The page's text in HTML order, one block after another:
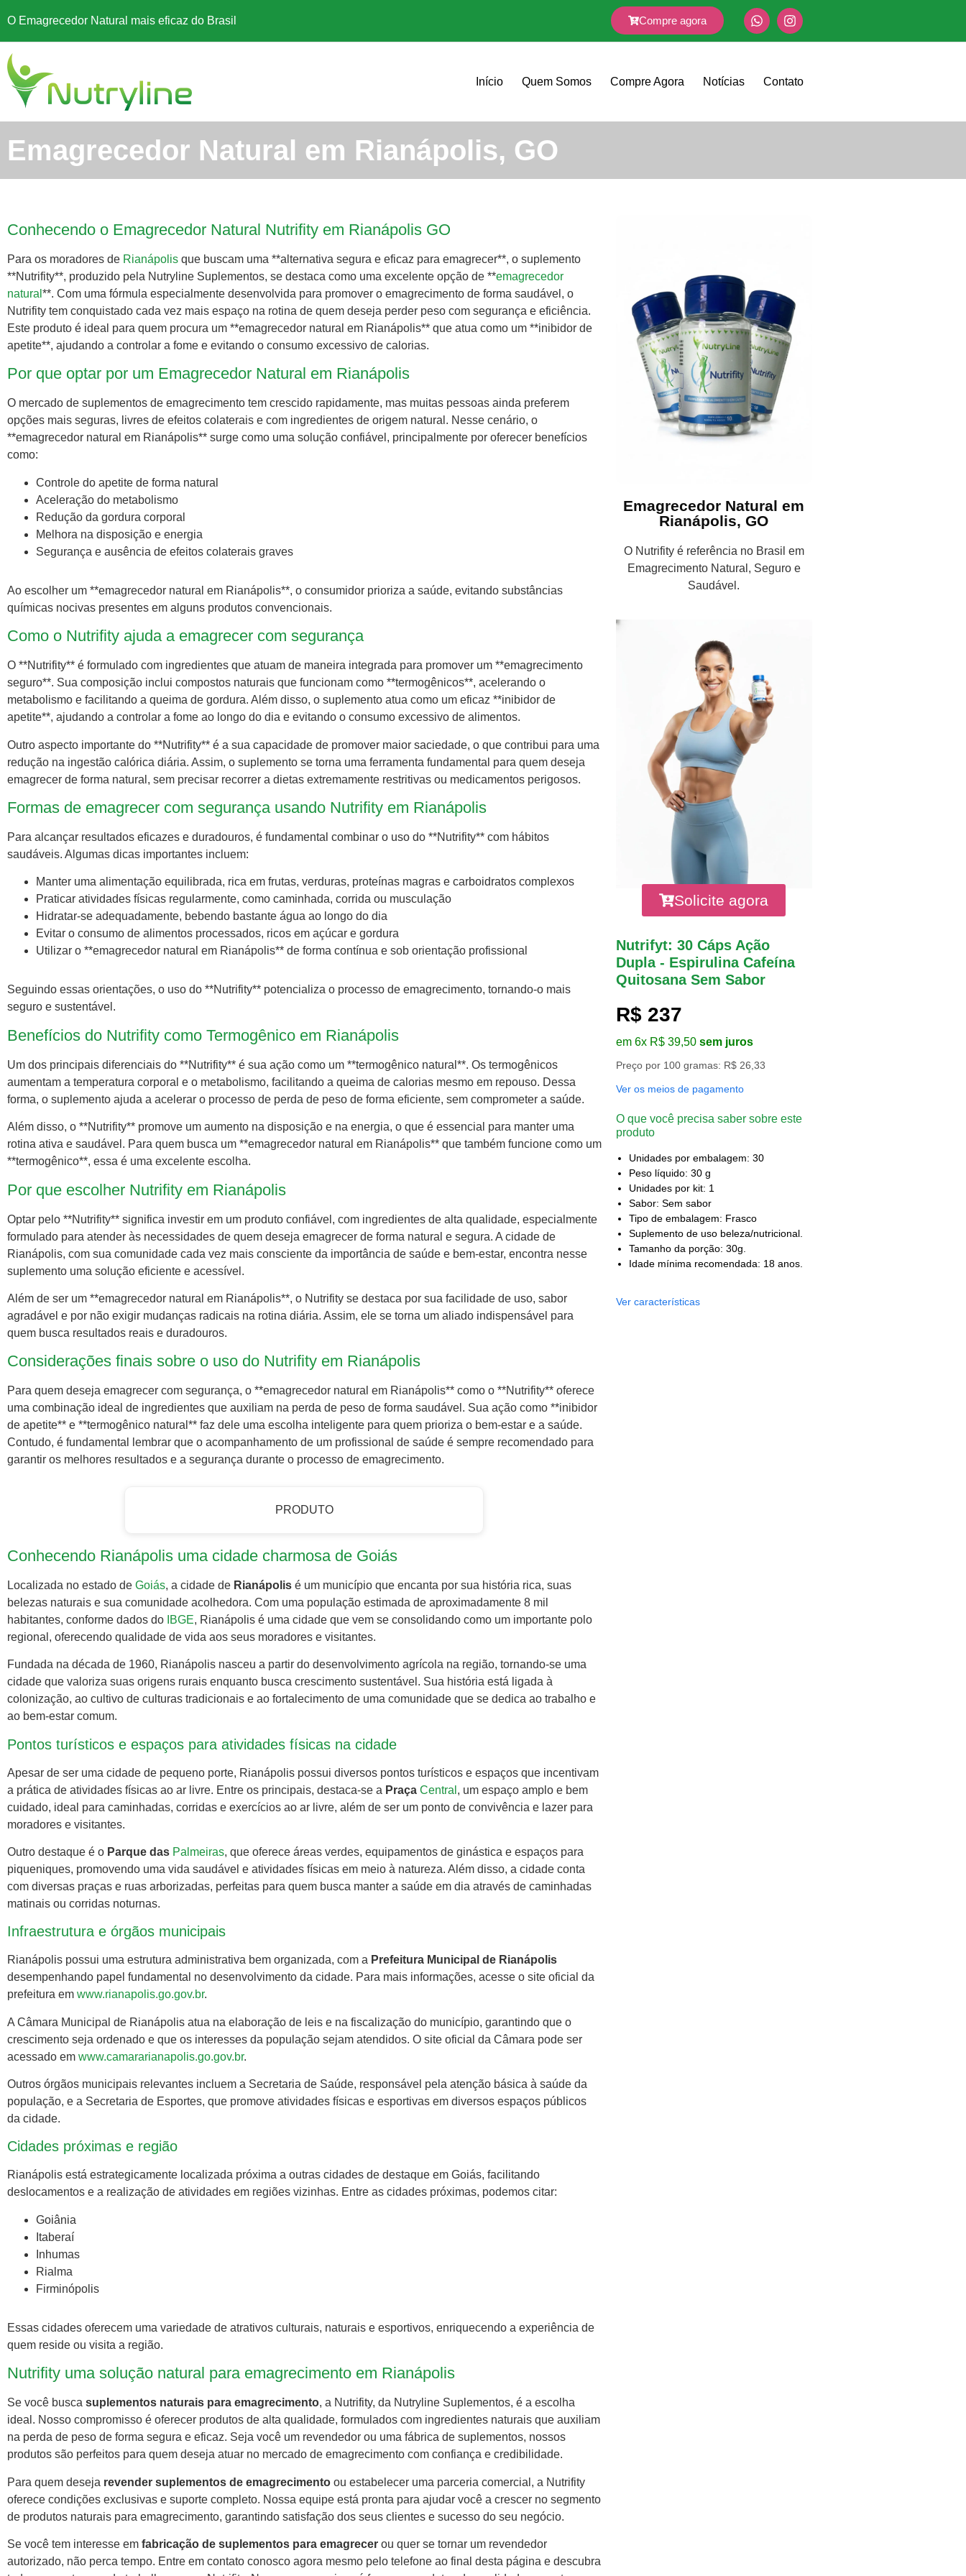
O Emagrecedor Natural mais eficaz do Brasil Compre agora
Início Quem Somos Compre Agora Notícias Contato
Emagrecedor Natural em Rianápolis, GO
Conhecendo o Emagrecedor Natural Nutrifity em Rianápolis GO
Para os moradores de Rianápolis que buscam uma **alternativa segura e eficaz para emagrecer**, o suplemento
**Nutrifity**, produzido pela Nutryline Suplementos, se destaca como uma excelente opção de **emagrecedor
natural **. Com uma fórmula especialmente desenvolvida para promover o emagrecimento de forma saudável, o
Nutrifity tem conquistado cada vez mais espaço na rotina de quem deseja perder peso com segurança e eficiência.
Este produto é ideal para quem procura um **emagrecedor natural em Rianápolis** que atua como um **inibidor de
apetite**, ajudando a controlar a fome e evitando o consumo excessivo de calorias.
Por que optar por um Emagrecedor Natural em Rianápolis
O mercado de suplementos de emagrecimento tem crescido rapidamente, mas muitas pessoas ainda preferem
opções mais seguras, livres de efeitos colaterais e com ingredientes de origem natural. Nesse cenário, o
**emagrecedor natural em Rianápolis** surge como uma solução confiável, principalmente por oferecer benefícios
como:
Controle do apetite de forma natural
Aceleração do metabolismo
Redução da gordura corporal
Melhora na disposição e energia
Segurança e ausência de efeitos colaterais graves
Ao escolher um **emagrecedor natural em Rianápolis**, o consumidor prioriza a saúde, evitando substâncias
químicas nocivas presentes em alguns produtos convencionais.
Como o Nutrifity ajuda a emagrecer com segurança
O **Nutrifity** é formulado com ingredientes que atuam de maneira integrada para promover um **emagrecimento
seguro**. Sua composição inclui compostos naturais que funcionam como **termogênicos**, acelerando o
metabolismo e facilitando a queima de gordura. Além disso, o suplemento atua como um eficaz **inibidor de
apetite**, ajudando a controlar a fome ao longo do dia e evitando o consumo excessivo de alimentos.
Outro aspecto importante do **Nutrifity** é a sua capacidade de promover maior saciedade, o que contribui para uma
redução na ingestão calórica diária. Assim, o suplemento se torna uma ferramenta fundamental para quem deseja
emagrecer de forma natural, sem precisar recorrer a dietas extremamente restritivas ou medicamentos perigosos.
Formas de emagrecer com segurança usando Nutrifity em Rianápolis
Para alcançar resultados eficazes e duradouros, é fundamental combinar o uso do **Nutrifity** com hábitos
saudáveis. Algumas dicas importantes incluem:
Manter uma alimentação equilibrada, rica em frutas, verduras, proteínas magras e carboidratos complexos
Praticar atividades físicas regularmente, como caminhada, corrida ou musculação
Hidratar-se adequadamente, bebendo bastante água ao longo do dia
Evitar o consumo de alimentos processados, ricos em açúcar e gordura
Utilizar o **emagrecedor natural em Rianápolis** de forma contínua e sob orientação profissional
Seguindo essas orientações, o uso do **Nutrifity** potencializa o processo de emagrecimento, tornando-o mais
seguro e sustentável.
Benefícios do Nutrifity como Termogênico em Rianápolis
Um dos principais diferenciais do **Nutrifity** é sua ação como um **termogênico natural**. Os termogênicos
aumentam a temperatura corporal e o metabolismo, facilitando a queima de calorias mesmo em repouso. Dessa
forma, o suplemento ajuda a acelerar o processo de perda de peso de forma eficiente, sem comprometer a saúde.
Além disso, o **Nutrifity** promove um aumento na disposição e na energia, o que é essencial para manter uma
rotina ativa e saudável. Para quem busca um **emagrecedor natural em Rianápolis** que também funcione como um
**termogênico**, essa é uma excelente escolha.
Por que escolher Nutrifity em Rianápolis
Optar pelo **Nutrifity** significa investir em um produto confiável, com ingredientes de alta qualidade, especialmente
formulado para atender às necessidades de quem deseja emagrecer de forma natural e segura. A cidade de
Rianápolis, com sua comunidade cada vez mais consciente da importância de saúde e bem-estar, encontra nesse
suplemento uma solução eficiente e acessível.
Além de ser um **emagrecedor natural em Rianápolis**, o Nutrifity se destaca por sua facilidade de uso, sabor
agradável e por não exigir mudanças radicais na rotina diária. Assim, ele se torna um aliado indispensável para
quem busca resultados reais e duradouros.
Considerações finais sobre o uso do Nutrifity em Rianápolis
Para quem deseja emagrecer com segurança, o **emagrecedor natural em Rianápolis** como o **Nutrifity** oferece
uma combinação ideal de ingredientes que auxiliam na perda de peso de forma saudável. Sua ação como **inibidor
de apetite** e **termogênico natural** faz dele uma escolha inteligente para quem prioriza o bem-estar e a saúde.
Contudo, é fundamental lembrar que o acompanhamento de um profissional de saúde é sempre recomendado para
garantir os melhores resultados e a segurança durante o processo de emagrecimento.
PRODUTO
Conhecendo Rianápolis uma cidade charmosa de Goiás
Localizada no estado de Goiás, a cidade de Rianápolis é um município que encanta por sua história rica, suas
belezas naturais e sua comunidade acolhedora. Com uma população estimada de aproximadamente 8 mil
habitantes, conforme dados do IBGE, Rianápolis é uma cidade que vem se consolidando como um importante polo
regional, oferecendo qualidade de vida aos seus moradores e visitantes.
Fundada na década de 1960, Rianápolis nasceu a partir do desenvolvimento agrícola na região, tornando-se uma
cidade que valoriza suas origens rurais enquanto busca crescimento sustentável. Sua história está ligada à
colonização, ao cultivo de culturas tradicionais e ao fortalecimento de uma comunidade que se dedica ao trabalho e
ao bem-estar comum.
Pontos turísticos e espaços para atividades físicas na cidade
Apesar de ser uma cidade de pequeno porte, Rianápolis possui diversos pontos turísticos e espaços que incentivam
a prática de atividades físicas ao ar livre. Entre os principais, destaca-se a Praça Central , um espaço amplo e bem
cuidado, ideal para caminhadas, corridas e exercícios ao ar livre, além de ser um ponto de convivência e lazer para
moradores e visitantes.
Outro destaque é o Parque das Palmeiras, que oferece áreas verdes, equipamentos de ginástica e espaços para
piqueniques, promovendo uma vida saudável e atividades físicas em meio à natureza. Além disso, a cidade conta
com diversas praças e ruas arborizadas, perfeitas para quem busca manter a saúde em dia através de caminhadas
matinais ou corridas noturnas.
Infraestrutura e órgãos municipais
Rianápolis possui uma estrutura administrativa bem organizada, com a Prefeitura Municipal de Rianápolis
desempenhando papel fundamental no desenvolvimento da cidade. Para mais informações, acesse o site oficial da
prefeitura em www.rianapolis.go.gov.br.
A Câmara Municipal de Rianápolis atua na elaboração de leis e na fiscalização do município, garantindo que o
crescimento seja ordenado e que os interesses da população sejam atendidos. O site oficial da Câmara pode ser
acessado em www.camararianapolis.go.gov.br.
Outros órgãos municipais relevantes incluem a Secretaria de Saúde, responsável pela atenção básica à saúde da
população, e a Secretaria de Esportes, que promove atividades físicas e esportivas em diversos espaços públicos
da cidade.
Cidades próximas e região
Rianápolis está estrategicamente localizada próxima a outras cidades de destaque em Goiás, facilitando
deslocamentos e a realização de atividades em regiões vizinhas. Entre as cidades próximas, podemos citar:
Goiânia
Itaberaí
Inhumas
Rialma
Firminópolis
Essas cidades oferecem uma variedade de atrativos culturais, naturais e esportivos, enriquecendo a experiência de
quem reside ou visita a região.
Nutrifity uma solução natural para emagrecimento em Rianápolis
Se você busca suplementos naturais para emagrecimento, a Nutrifity, da Nutryline Suplementos, é a escolha
ideal. Nosso compromisso é oferecer produtos de alta qualidade, formulados com ingredientes naturais que auxiliam
na perda de peso de forma segura e eficaz. Seja você um revendedor ou uma fábrica de suplementos, nossos
produtos são perfeitos para quem deseja atuar no mercado de emagrecimento com confiança e credibilidade.
Para quem deseja revender suplementos de emagrecimento ou estabelecer uma parceria comercial, a Nutrifity
oferece condições exclusivas e suporte completo. Nossa equipe está pronta para ajudar você a crescer no segmento
de produtos naturais para emagrecimento, garantindo satisfação dos seus clientes e sucesso do seu negócio.
Se você tem interesse em fabricação de suplementos para emagrecer ou quer se tornar um revendedor
autorizado, não perca tempo. Entre em contato conosco agora mesmo pelo telefone ao final desta página e descubra
Emagrecedor Natural em
Rianápolis, GO
O Nutrifity é referência no Brasil em
Emagrecimento Natural, Seguro e
Saudável.
Solicite agora
Nutrifyt: 30 Cáps Ação
Dupla - Espirulina Cafeína
Quitosana Sem Sabor
R$ 237
em 6x R$ 39,50 sem juros
Preço por 100 gramas: R$ 26,33
Ver os meios de pagamento
O que você precisa saber sobre este
produto
Unidades por embalagem: 30
Peso líquido: 30 g
Unidades por kit: 1
Sabor: Sem sabor
Tipo de embalagem: Frasco
Suplemento de uso beleza/nutricional.
Tamanho da porção: 30g.
Idade mínima recomendada: 18 anos.
Ver características